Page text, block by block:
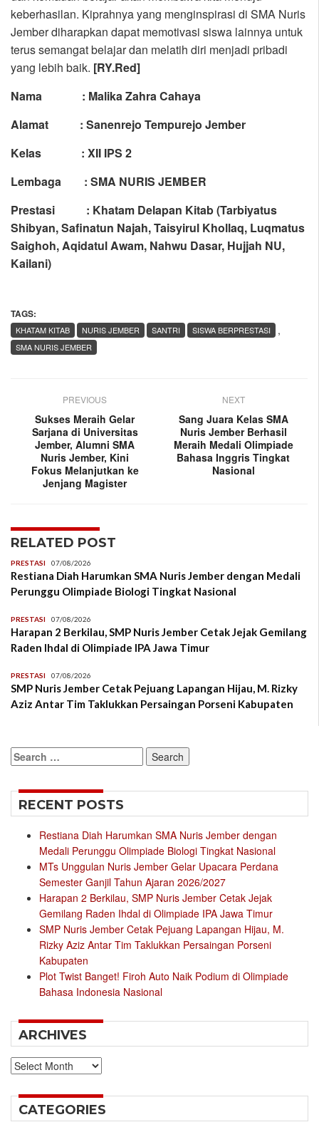
keberhasilan. Kiprahnya yang menginspirasi di SMA Nuris
Jember diharapkan dapat memotivasi siswa lainnya untuk
terus semangat belajar dan melatih diri menjadi pribadi
yang lebih baik. [RY.Red]
Nama : Malika Zahra Cahaya
Alamat : Sanenrejo Tempurejo Jember
Kelas : XII IPS 2
Lembaga : SMA NURIS JEMBER
Prestasi : Khatam Delapan Kitab (Tarbiyatus
Shibyan, Safinatun Najah, Taisyirul Khollaq, Luqmatus
Saighoh, Aqidatul Awam, Nahwu Dasar, Hujjah NU,
Kailani)
TAGS:
,
KHATAM KITAB NURIS JEMBER SANTRI
SISWA BERPRESTASI
SMA NURIS JEMBER
PREVIOUS
Sukses Meraih Gelar
Sarjana di Universitas
Jember, Alumni SMA
Nuris Jember, Kini
Fokus Melanjutkan ke
Jenjang Magister
NEXT
Sang Juara Kelas SMA
Nuris Jember Berhasil
Meraih Medali Olimpiade
Bahasa Inggris Tingkat
Nasional
RELATED POST
PRESTASI 07/08/2026
Restiana Diah Harumkan SMA Nuris Jember dengan Medali
Perunggu Olimpiade Biologi Tingkat Nasional
PRESTASI 07/08/2026
Harapan 2 Berkilau, SMP Nuris Jember Cetak Jejak Gemilang
Raden Ihdal di Olimpiade IPA Jawa Timur
PRESTASI 07/08/2026
SMP Nuris Jember Cetak Pejuang Lapangan Hijau, M. Rizky
Aziz Antar Tim Taklukkan Persaingan Porseni Kabupaten
Search
for:
RECENT POSTS
Restiana Diah Harumkan SMA Nuris Jember dengan
Medali Perunggu Olimpiade Biologi Tingkat Nasional
MTs Unggulan Nuris Jember Gelar Upacara Perdana
Semester Ganjil Tahun Ajaran 2026/2027
Harapan 2 Berkilau, SMP Nuris Jember Cetak Jejak
Gemilang Raden Ihdal di Olimpiade IPA Jawa Timur
SMP Nuris Jember Cetak Pejuang Lapangan Hijau, M.
Rizky Aziz Antar Tim Taklukkan Persaingan Porseni
Kabupaten
Plot Twist Banget! Firoh Auto Naik Podium di Olimpiade
Bahasa Indonesia Nasional
ARCHIVES
Archives
CATEGORIES